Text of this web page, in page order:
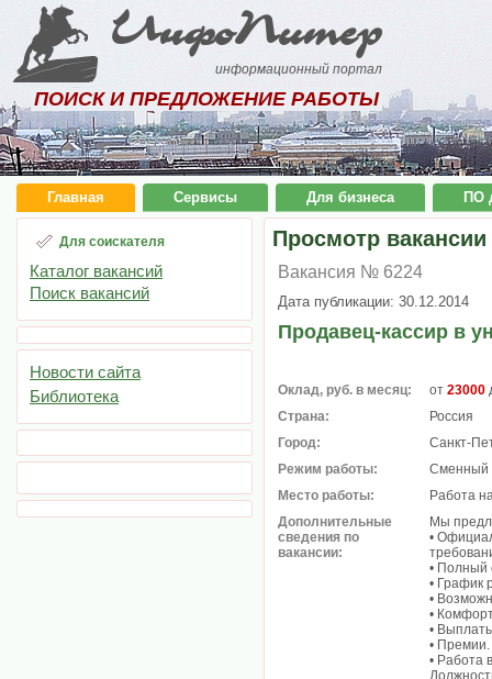
ИнфоПитер
информационный портал
ПОИСК И ПРЕДЛОЖЕНИЕ РАБОТЫ
Главная Сервисы Для бизнеса ПО
Для соискателя
Каталог вакансий
Поиск вакансий
Новости сайта
Библиотека
Просмотр вакансии
Вакансия № 6224
Дата публикации: 30.12.2014
Продавец-кассир в
Оклад, руб. в месяц: от 23000
Страна:
Россия
Город:
Санкт-
Режим работы:
Сменный
Место работы:
Работа
Дополнительные
сведения по
вакансии:
Мы
•
• Полный
• График
•
•
•
• Премии.
• Работа